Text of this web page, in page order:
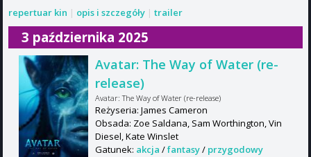
repertuar kin | opis i szczegóły | trailer
3 października 2025
Avatar: The Way of Water (re-
release)
Avatar: The Way of Water (re-release)
Reżyseria: James Cameron
Obsada: Zoe Saldana, Sam Worthington, Vin
Diesel, Kate Winslet
Gatunek: akcja /fantasy/ przygodowy